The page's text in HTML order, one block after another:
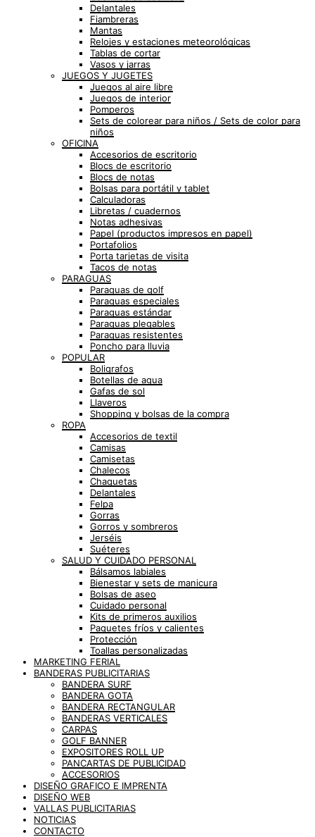
Delantales
Fiambreras
Mantas
Relojes y estaciones meteorológicas
Tablas de cortar
Vasos y jarras
JUEGOS Y JUGETES
Juegos al aire libre
Juegos de interior
Pomperos
Sets de colorear para niños / Sets de color para
niños
OFICINA
Accesorios de escritorio
Blocs de escritorio
Blocs de notas
Bolsas para portátil y tablet
Calculadoras
Libretas / cuadernos
Notas adhesivas
Papel (productos impresos en papel)
Portafolios
Porta tarjetas de visita
Tacos de notas
PARAGUAS
Paraguas de golf
Paraguas especiales
Paraguas estándar
Paraguas plegables
Paraguas resistentes
Poncho para lluvia
POPULAR
Boligrafos
Botellas de agua
Gafas de sol
Llaveros
Shopping y bolsas de la compra
ROPA
Accesorios de textil
Camisas
Camisetas
Chalecos
Chaquetas
Delantales
Felpa
Gorras
Gorros y sombreros
Jerséis
Suéteres
SALUD Y CUIDADO PERSONAL
Bálsamos labiales
Bienestar y sets de manicura
Bolsas de aseo
Cuidado personal
Kits de primeros auxilios
Paquetes fríos y calientes
Protección
Toallas personalizadas
MARKETING FERIAL
BANDERAS PUBLICITARIAS
BANDERA SURF
BANDERA GOTA
BANDERA RECTANGULAR
BANDERAS VERTICALES
CARPAS
GOLF BANNER
EXPOSITORES ROLL UP
PANCARTAS DE PUBLICIDAD
ACCESORIOS
DISEÑO GRAFICO E IMPRENTA
DISEÑO WEB
VALLAS PUBLICITARIAS
NOTICIAS
CONTACTO